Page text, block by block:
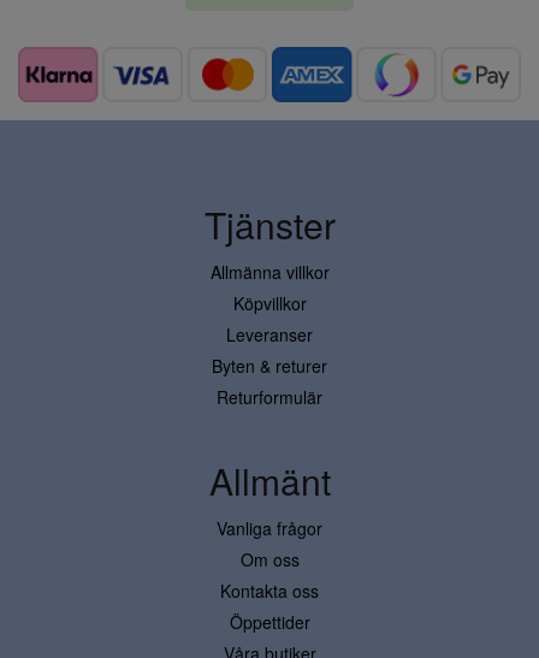
Tjänster
Allmänna villkor
Köpvillkor
Leveranser
Byten & returer
Returformulär
Allmänt
Vanliga frågor
Om oss
Kontakta oss
Öppettider
Våra butiker